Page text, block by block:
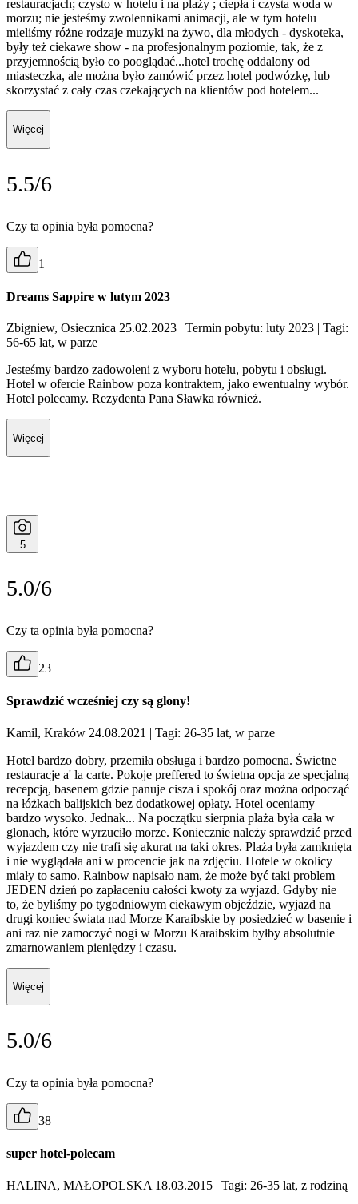
restauracjach; czysto w hotelu i na plaży ; ciepła i czysta woda w
morzu; nie jesteśmy zwolennikami animacji, ale w tym hotelu
mieliśmy różne rodzaje muzyki na żywo, dla młodych - dyskoteka,
były też ciekawe show - na profesjonalnym poziomie, tak, że z
przyjemnością było co pooglądać...hotel trochę oddalony od
miasteczka, ale można było zamówić przez hotel podwózkę, lub
skorzystać z cały czas czekających na klientów pod hotelem...
Więcej
5.5/6
Czy ta opinia była pomocna?
1
Dreams Sappire w lutym 2023
Zbigniew, Osiecznica 25.02.2023 | Termin pobytu: luty 2023 | Tagi:
56-65 lat, w parze
Jesteśmy bardzo zadowoleni z wyboru hotelu, pobytu i obsługi.
Hotel w ofercie Rainbow poza kontraktem, jako ewentualny wybór.
Hotel polecamy. Rezydenta Pana Sławka również.
Więcej
5
5.0/6
Czy ta opinia była pomocna?
23
Sprawdzić wcześniej czy są glony!
Kamil, Kraków 24.08.2021 | Tagi: 26-35 lat, w parze
Hotel bardzo dobry, przemiła obsługa i bardzo pomocna. Świetne
restauracje a' la carte. Pokoje preffered to świetna opcja ze specjalną
recepcją, basenem gdzie panuje cisza i spokój oraz można odpocząć
na łóżkach balijskich bez dodatkowej opłaty. Hotel oceniamy
bardzo wysoko. Jednak... Na początku sierpnia plaża była cała w
glonach, które wyrzuciło morze. Koniecznie należy sprawdzić przed
wyjazdem czy nie trafi się akurat na taki okres. Plaża była zamknięta
i nie wyglądała ani w procencie jak na zdjęciu. Hotele w okolicy
miały to samo. Rainbow napisało nam, że może być taki problem
JEDEN dzień po zapłaceniu całości kwoty za wyjazd. Gdyby nie
to, że byliśmy po tygodniowym ciekawym objeździe, wyjazd na
drugi koniec świata nad Morze Karaibskie by posiedzieć w basenie i
ani raz nie zamoczyć nogi w Morzu Karaibskim byłby absolutnie
zmarnowaniem pieniędzy i czasu.
Więcej
5.0/6
Czy ta opinia była pomocna?
38
super hotel-polecam
HALINA, MAŁOPOLSKA 18.03.2015 | Tagi: 26-35 lat, z rodziną